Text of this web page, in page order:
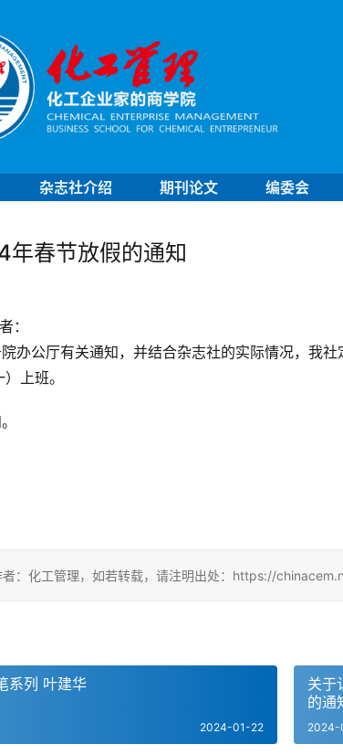
杂志社介绍 期刊论文 编委会
春节放假的通知
：
上班。
者：化工管理，如若转载，请注明出处：https://
追星侯德榜随笔系列 叶建华
2024-01-22
关于
的通
2024-